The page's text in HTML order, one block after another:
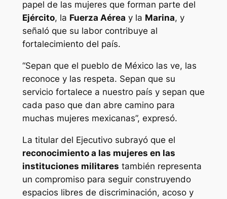
papel de las mujeres que forman parte del
Ejército, la Fuerza Aérea y la Marina, y
señaló que su labor contribuye al
fortalecimiento del país.
“Sepan que el pueblo de México las ve, las
reconoce y las respeta. Sepan que su
servicio fortalece a nuestro país y sepan que
cada paso que dan abre camino para
muchas mujeres mexicanas”, expresó.
La titular del Ejecutivo subrayó que el
reconocimiento a las mujeres en las
instituciones militares también representa
un compromiso para seguir construyendo
espacios libres de discriminación, acoso y